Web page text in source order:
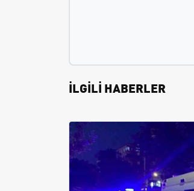
İLGİLİ HABERLER